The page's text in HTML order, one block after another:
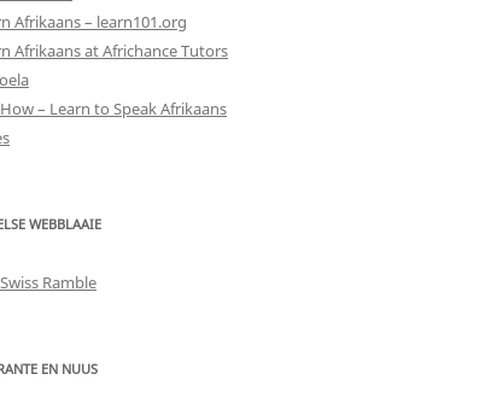
Afrikaans – learn101.org
Afrikaans at Africhance Tutors
– Learn to Speak Afrikaans
WEBBLAAIE
Ramble
EN NUUS